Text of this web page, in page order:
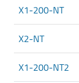
X1-200-NT
X2-NT
X1-200-NT2